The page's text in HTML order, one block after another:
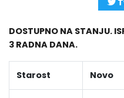
DOSTUPNO NA STANJU.
3 RADNA DANA.
Starost Novo